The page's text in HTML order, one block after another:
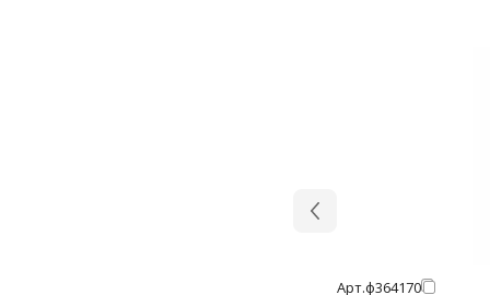
Арт.ф364170